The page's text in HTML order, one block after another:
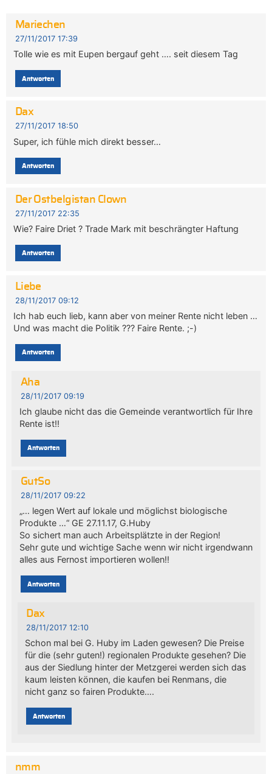
Mariechen
27/11/2017 17:39
Tolle wie es mit Eupen bergauf geht …. seit diesem Tag
Antworten
Dax
27/11/2017 18:50
Super, ich fühle mich direkt besser…
Antworten
Der Ostbelgistan Clown
27/11/2017 22:35
Wie? Faire Driet ? Trade Mark mit beschrängter Haftung
Antworten
Liebe
28/11/2017 09:12
Ich hab euch lieb, kann aber von meiner Rente nicht leben …
Und was macht die Politik ??? Faire Rente. ;-)
Antworten
Aha
28/11/2017 09:19
Ich glaube nicht das die Gemeinde verantwortlich für Ihre
Rente ist!!
Antworten
GutSo
28/11/2017 09:22
„… legen Wert auf lokale und möglichst biologische
Produkte …“ GE 27.11.17, G.Huby
So sichert man auch Arbeitsplätzte in der Region!
Sehr gute und wichtige Sache wenn wir nicht irgendwann
alles aus Fernost importieren wollen!!
Antworten
Dax
28/11/2017 12:10
Schon mal bei G. Huby im Laden gewesen? Die Preise
für die (sehr guten!) regionalen Produkte gesehen? Die
aus der Siedlung hinter der Metzgerei werden sich das
kaum leisten können, die kaufen bei Renmans, die
nicht ganz so fairen Produkte….
Antworten
nmm